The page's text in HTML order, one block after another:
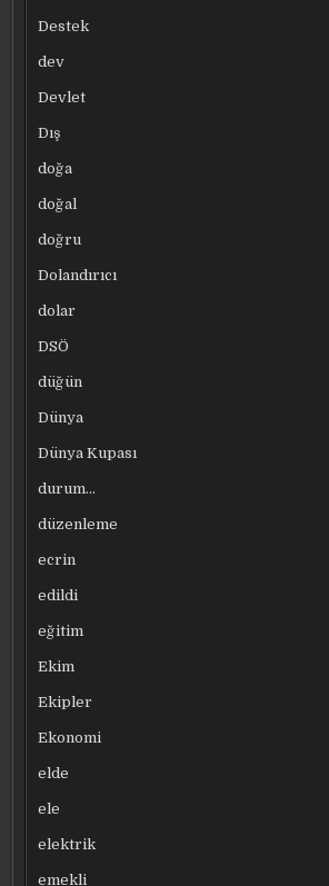
Destek
dev
Devlet
Dış
doğa
doğal
doğru
Dolandırıcı
dolar
DSÖ
düğün
Dünya
Dünya Kupası
durum…
düzenleme
ecrin
edildi
eğitim
Ekim
Ekipler
Ekonomi
elde
ele
elektrik
emekli